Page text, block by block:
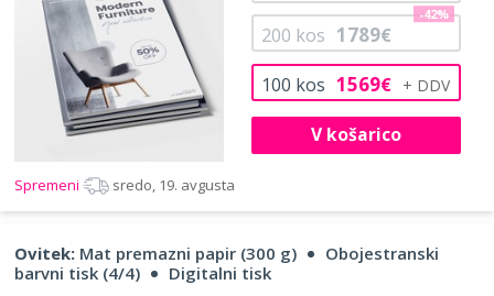
100 kos 1569€
200 kos 1789€
-42%
V košarico
Spremeni sredo, 19. avgusta
Ovitek: Mat premazni papir (300 g)
Obojestranski
barvni tisk (4/4)
Digitalni tisk